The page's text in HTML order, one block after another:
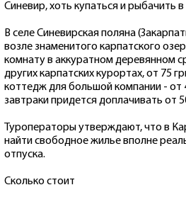
Синевир, хоть купаться и рыбачить
В селе Синевирская поляна
возле знаменитого карпатского
комнату в аккуратном деревянном
других карпатских курортах, от 75
коттедж для большой компании - от
завтраки придется доплачивать от
Туроператоры утверждают, что в
найти свободное жилье вполне
отпуска.
Сколько стоит